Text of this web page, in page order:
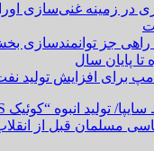
در زمینه غنی‌سازی
راهی جز
برای افزایش تولید
مسلمان قبل از